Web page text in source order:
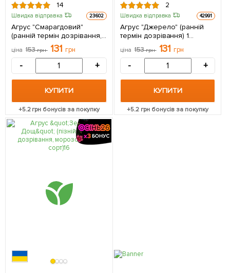
14
Швидка відправка 23602
Агрус "Смарагдовий"
(ранній термін дозрівання,
сорт з підвищеною
морозостійкістю) 1
саджанець в упаковці
ціна 153грн 131 грн
- +
КУПИТИ
+5.2грн бонусів за покупку
2
Швидка відправка 42991
Агрус "Джерело" (ранній
термін дозрівання) 1
саджанець в упаковці
ціна 153грн 131 грн
- +
КУПИТИ
+5.2 грн бонусів за покупку